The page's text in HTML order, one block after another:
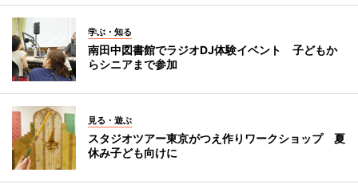
学ぶ・知る
南田中図書館でラジオDJ体験イベント 子どもか
らシニアまで参加
見る・遊ぶ
スタジオツアー東京がつえ作りワークショップ 夏
休み子ども向けに